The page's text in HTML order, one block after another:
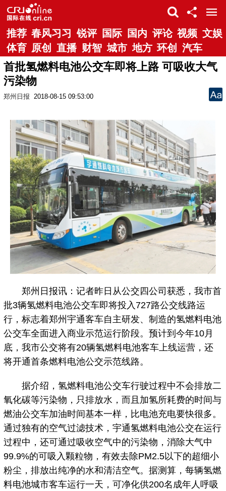
推荐 春风习习 锐评 国际 国内 评论 视频 文娱
体育 原创 直播 财智 城市 地方 环创 汽车
首批氢燃料电池公交车即将上路 可吸收大气
污染物
郑州日报 2018-08-15 09:53:00
郑州日报讯：记者昨日从公交四公司获悉，我市首
批3辆氢燃料电池公交车即将投入727路公交线路运
行，标志着郑州宇通客车自主研发、制造的氢燃料电池
公交车全面进入商业示范运行阶段。预计到今年10月
底，我市公交将有20辆氢燃料电池客车上线运营，还
将开通首条燃料电池公交示范线路。
据介绍，氢燃料电池公交车行驶过程中不会排放二
氧化碳等污染物，只排放水，而且加氢所耗费的时间与
燃油公交车加油时间基本一样，比电池充电要快很多。
通过独有的空气过滤技术，宇通氢燃料电池公交在运行
过程中，还可通过吸收空气中的污染物，消除大气中
99.9%的可吸入颗粒物，有效去除PM2.5以下的超细小
粉尘，排放出纯净的水和清洁空气。据测算，每辆氢燃
料电池城市客车运行一天，可净化供200名成年人呼吸